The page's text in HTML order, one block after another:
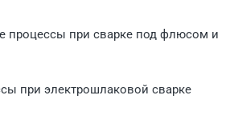
процессы при сварке под флюсом и
при электрошлаковой сварке